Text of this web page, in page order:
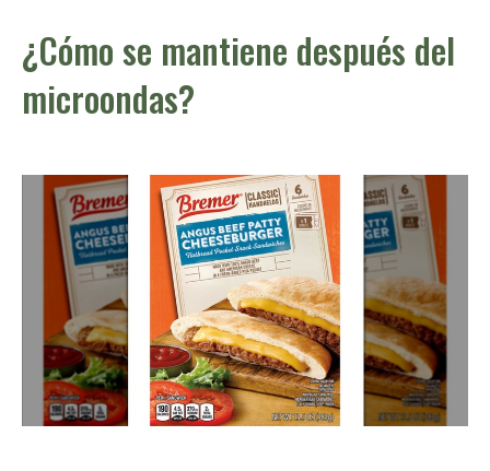
¿Cómo se mantiene después del
microondas?